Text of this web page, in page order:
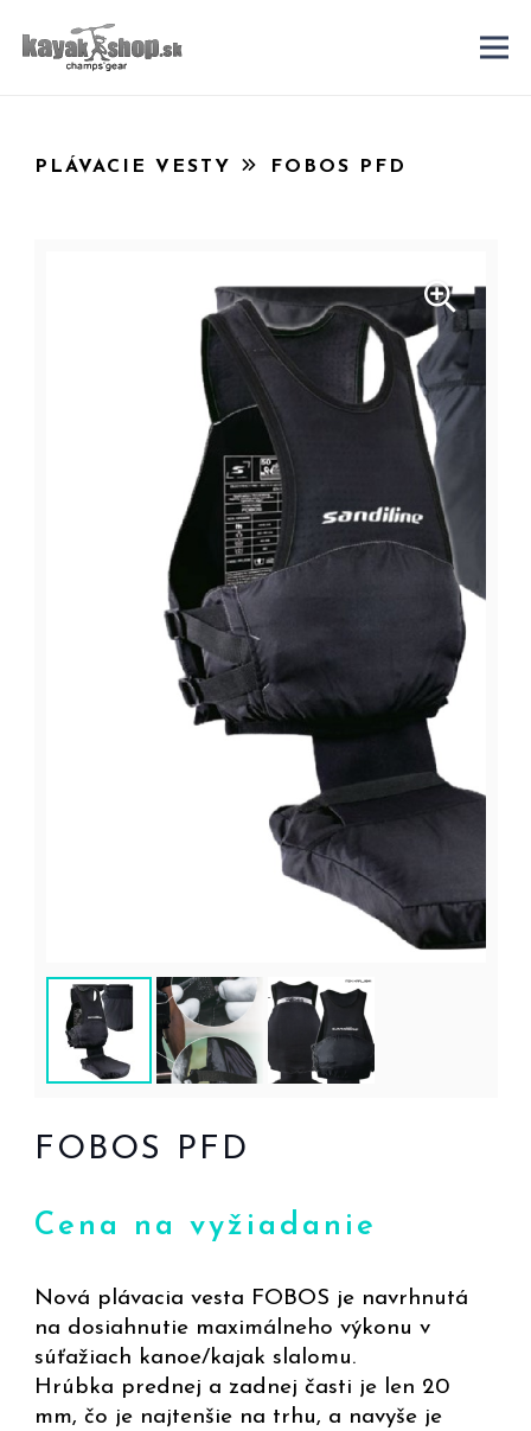
PLÁVACIE VESTY FOBOS PFD
FOBOS PFD
Cena na vyžiadanie
Nová plávacia vesta FOBOS je navrhnutá
na dosiahnutie maximálneho výkonu v
súťažiach kanoe/kajak slalomu.
Hrúbka prednej a zadnej časti je len 20
mm, čo je najtenšie na trhu, a navyše je